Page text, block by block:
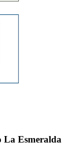
La Esmeralda